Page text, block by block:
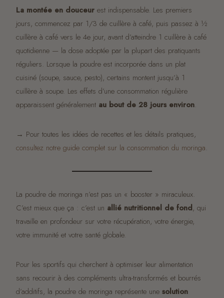
La montée en douceur est indispensable. Les premiers
jours, commencez par 1/3 de cuillère à café, puis passez à ½
cuillère à café vers le 4e jour, avant d’atteindre 1 cuillère à café
quotidienne — la dose adoptée par la plupart des pratiquants
réguliers. Lorsque la poudre est incorporée dans un plat
cuisiné (soupe, sauce, pesto), certains montent jusqu’à 1
cuillère à soupe. Les effets d’une consommation régulière
apparaissent généralement au bout de 28 jours environ.
→ Pour toutes les idées de recettes et les détails pratiques,
consultez notre guide complet sur la consommation du moringa.
La poudre de moringa n’est pas un « booster » miraculeux.
C’est mieux que ça : c’est un allié nutritionnel de fond, qui
travaille en profondeur sur votre récupération, votre énergie,
votre immunité et votre santé globale.
Pour les sportifs qui cherchent à optimiser leur alimentation
sans recourir à des compléments ultra-transformés et bourrés
d’additifs, la poudre de moringa représente une solution